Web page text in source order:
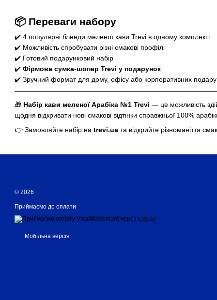
📦 Переваги набору
✔️ 4 популярні бленди меленої кави Trevi в одному комплекті
✔️ Можливість спробувати різні смакові профілі
✔️ Готовий подарунковий набір
✔️ Фірмова сумка-шопер Trevi у подарунок
✔️ Зручний формат для дому, офісу або корпоративних
🎁 Набір кави меленої Арабіка №1 Trevi — це можливість
щодня відкривати нові смакові відтінки справжньої 100%
👉 Замовляйте набір на trevi.ua та відкрийте різноманіття
© 2026
Приймаємо до оплати
Мобільна версія